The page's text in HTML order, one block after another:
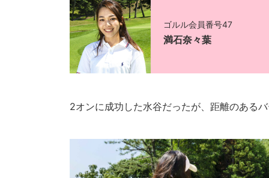
ゴルル会員番号47
満石奈々葉
2オンに成功した水谷だったが、距離のある